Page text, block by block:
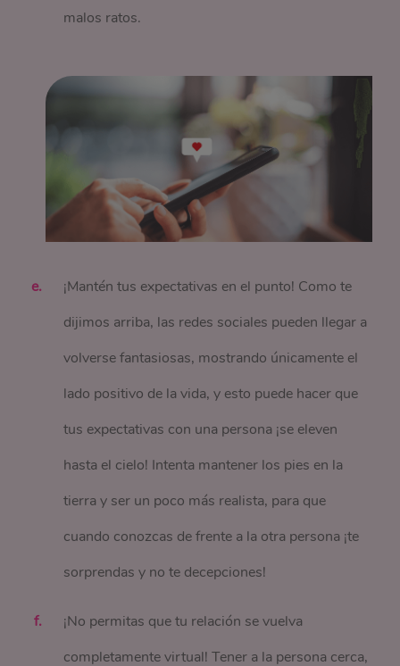
malos ratos.
¡Mantén tus expectativas en el punto! Como te
dijimos arriba, las redes sociales pueden llegar a
volverse fantasiosas, mostrando únicamente el
lado positivo de la vida, y esto puede hacer que
tus expectativas con una persona ¡se eleven
hasta el cielo! Intenta mantener los pies en la
tierra y ser un poco más realista, para que
cuando conozcas de frente a la otra persona ¡te
sorprendas y no te decepciones!
¡No permitas que tu relación se vuelva
completamente virtual! Tener a la persona cerca,